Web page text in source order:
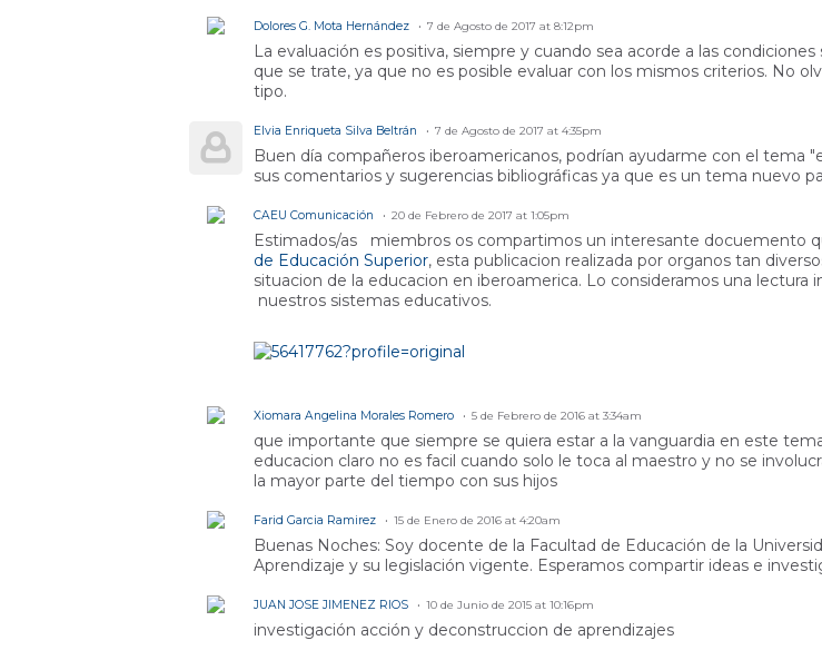
Dolores G. Mota Hernández 7 de Agosto de 2017 at 8:12pm
La evaluación es positiva, siempre y cuando sea acorde a las
que se trate, ya que no es posible evaluar con los mismos criterios. No
tipo.
Elvia Enriqueta Silva Beltrán 7 de Agosto de 2017 at 4:35pm
Buen día compañeros iberoamericanos, podrían ayudarme con el tema
sus comentarios y sugerencias bibliográficas ya que es un tema nuevo
CAEU Comunicación 20 de Febrero de 2017 at 1:05pm
Estimados/as miembros os compartimos un interesante docuemento
de Educación Superior, esta publicacion realizada por organos tan
situacion de la educacion en iberoamerica. Lo consideramos una lectura
nuestros sistemas educativos.
Xiomara Angelina Morales Romero 5 de Febrero de 2016 at 3:34am
que importante que siempre se quiera estar a la vanguardia en este
educacion claro no es facil cuando solo le toca al maestro y no se
la mayor parte del tiempo con sus hijos
Farid Garcia Ramirez 15 de Enero de 2016 at 4:20am
Buenas Noches: Soy docente de la Facultad de Educación de la
Aprendizaje y su legislación vigente. Esperamos compartir ideas e
JUAN JOSE JIMENEZ RIOS 10 de Junio de 2015 at 10:16pm
investigación acción y deconstruccion de aprendizajes